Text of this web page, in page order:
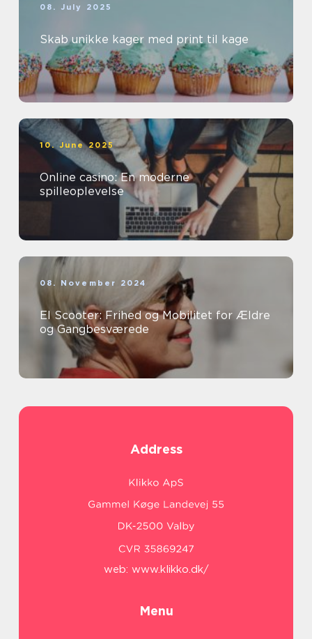
08. July 2025
Skab unikke kager med print til kage
10. June 2025
Online casino: En moderne
spilleoplevelse
08. November 2024
El Scooter: Frihed og Mobilitet for Ældre
og Gangbesværede
Address
web: www.klikko.dk/
Menu